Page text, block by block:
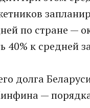
по стране —
40% к средней
долга
—